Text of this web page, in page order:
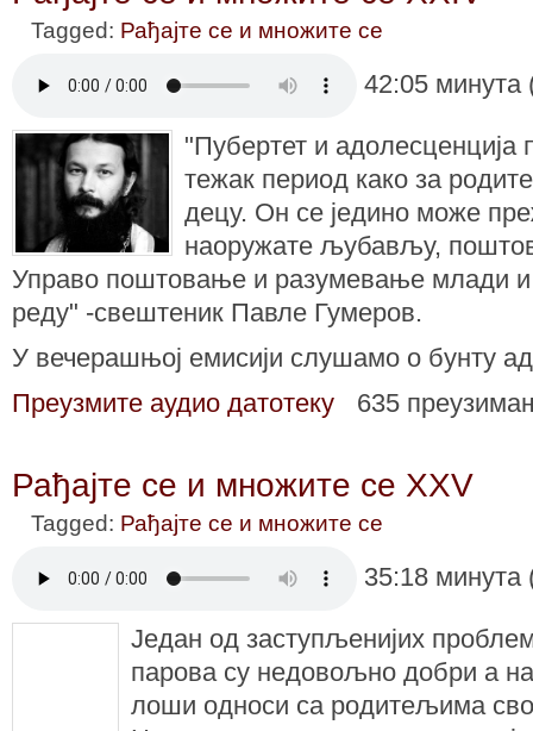
Tagged: Рађајте се и множите се
42:05
"Пубертет и адолесценција
тежак период како за
децу. Он се једино може
наоружате љубављу,
Управо поштовање и разумевање млади и
реду" -свештеник Павле Гумеров.
У вечерашњој емисији слушамо о бунту
Преузмите аудио датотеку
635
Рађајте се и множите се XXV
Tagged: Рађајте се и множите се
35:18
Један од заступљенијих
парова су недовољно добри а
лоши односи са родитељима